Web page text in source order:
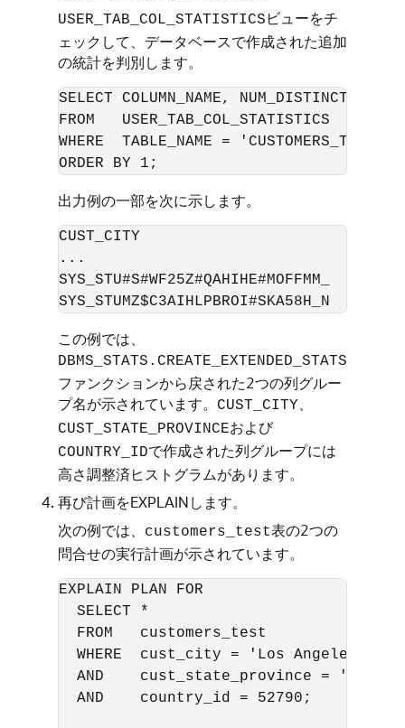
USER_TAB_COL_STATISTICS ビューをチ
ェックして、データベースで作成された追加
の統計を判別します。
SELECT COLUMN_NAME, NUM_DISTINCT,
FROM   USER_TAB_COL_STATISTICS
WHERE  TABLE_NAME = 'CUSTOMERS_TEST'
出力例の一部を次に示します。
CUST_CITY                               620
...
SYS_STU#S#WF25Z#QAHIHE#MOFFMM_
この例では、
DBMS_STATS.CREATE_EXTENDED_STATS
ファンクションから戻された2つの列グルー
プ名が示されています。
CUST_CITY
CUST_STATE_PROVINCEおよび
COUNTRY_IDで作成された列グループには
高さ調整済ヒストグラムがあります。
再び計画をEXPLAINします。
次の例では、
customers_test表の2つの
問合せの実行計画が示されています。
EXPLAIN PLAN FOR
  SELECT *
  FROM   customers_test
  WHERE  cust_city = 'Los Angeles'
  AND    cust_state_province = 'CA'
  AND    country_id = 52790;